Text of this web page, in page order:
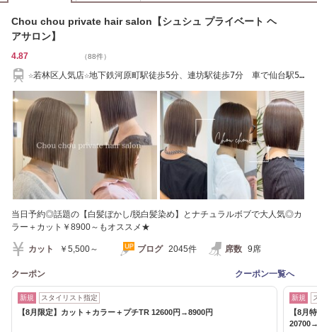
Chou chou private hair salon【シュシュ プライベート ヘ
アサロン】
4.87 （88件）
☆若林区人気店☆地下鉄河原町駅徒歩5分、連坊駅徒歩7分 車で仙台駅5
当日予約◎話題の【白髪ぼかし/脱白髪染め】とナチュラルボブで大人気◎カ
ラー＋カット￥8900～もオススメ★
カット ￥5,500～ ブログ 2045件 席数 9席
クーポン クーポン一覧へ
新規 スタイリスト指定
【8月限定】カット＋カラー＋プチTR 12600円→8900円
新規
【8月